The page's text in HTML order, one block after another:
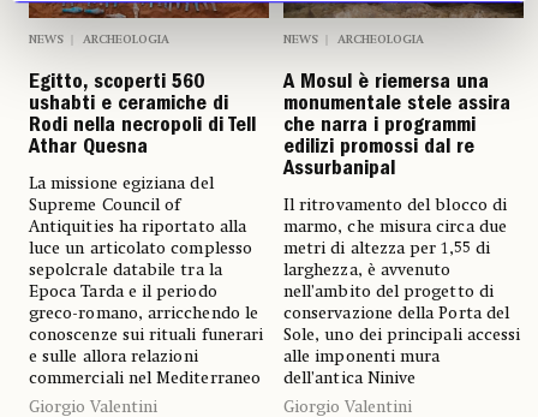
NEWS ARCHEOLOGIA
Egitto, scoperti 560
ushabti e ceramiche di
Rodi nella necropoli di Tell
Athar Quesna
La missione egiziana del
Supreme Council of
Antiquities ha riportato alla
luce un articolato complesso
sepolcrale databile tra la
Epoca Tarda e il periodo
greco-romano, arricchendo le
conoscenze sui rituali funerari
e sulle allora relazioni
commerciali nel Mediterraneo
Giorgio Valentini
NEWS ARCHEOLOGIA
A Mosul è riemersa una
monumentale stele assira
che narra i programmi
edilizi promossi dal re
Assurbanipal
Il ritrovamento del blocco di
marmo, che misura circa due
metri di altezza per 1,55 di
larghezza, è avvenuto
nell’ambito del progetto di
conservazione della Porta del
Sole, uno dei principali accessi
alle imponenti mura
dell’antica Ninive
Giorgio Valentini